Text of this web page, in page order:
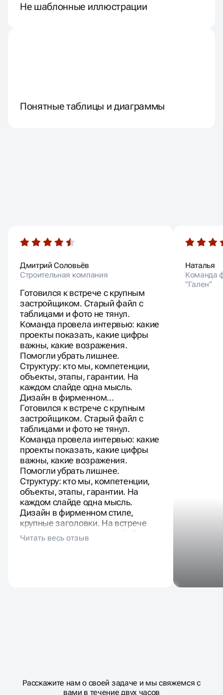
Не шаблонные иллюстрации
Понятные таблицы и диаграммы
Дмитрий Соловьёв
Строительная компания
Готовился к встрече с крупным
застройщиком. Старый файл с
таблицами и фото не тянул.
Команда провела интервью: какие
проекты показать, какие цифры
важны, какие возражения.
Помогли убрать лишнее.
Структуру: кто мы, компетенции,
объекты, этапы, гарантии. На
каждом слайде одна мысль.
Дизайн в фирменном…
Готовился к встрече с крупным
застройщиком. Старый файл с
таблицами и фото не тянул.
Команда провела интервью: какие
проекты показать, какие цифры
важны, какие возражения.
Помогли убрать лишнее.
Структуру: кто мы, компетенции,
объекты, этапы, гарантии. На
каждом слайде одна мысль.
Дизайн в фирменном стиле,
крупные заголовки. На встрече
презентация стала опорой. Стали
относиться серьёзнее.
Наталья
Команда
"Гален"
�
Расскажите нам о своей задаче и мы свяжемся с
вами в течение двух часов